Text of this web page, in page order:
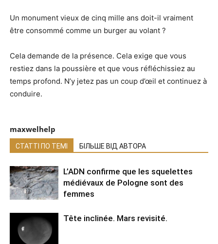
Un monument vieux de cinq mille ans doit-il vraiment
être consommé comme un burger au volant ?
Cela demande de la présence. Cela exige que vous
restiez dans la poussière et que vous réfléchissiez au
temps profond. N’y jetez pas un coup d’œil et continuez à
conduire.
maxwelhelp
СТАТТІ ПО ТЕМІ БІЛЬШЕ ВІД АВТОРА
L’ADN confirme que les squelettes
médiévaux de Pologne sont des
femmes
Tête inclinée. Mars revisité.